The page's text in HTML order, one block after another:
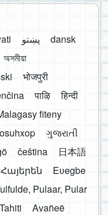
پښتو
dansk
অসমীয়া
भोजपुरी
पाऴि
हिन्दी
fiteny
ગુજરાતી
čeština
日本語
Հայերեն
Eʋegbe
Pulaar, Pular
Avañeẽ